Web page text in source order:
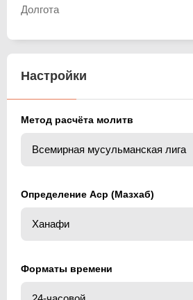
Долгота
Настройки
Метод расчёта молитв
Определение Аср (Мазхаб)
Форматы времени